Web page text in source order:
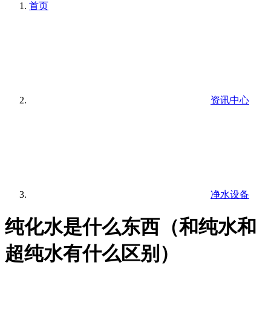
首页
资讯中心
净水设备
纯化水是什么东西（和纯水和
超纯水有什么区别）